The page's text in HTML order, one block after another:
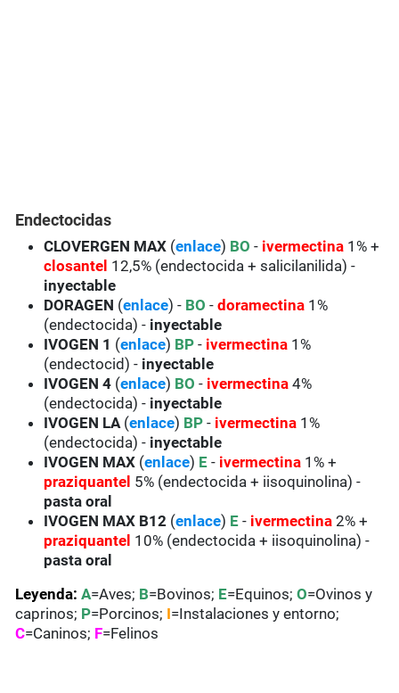
Endectocidas
CLOVERGEN MAX (enlace) BO- ivermectina 1% +
closantel 12,5% (endectocida + salicilanilida) -
inyectable
DORAGEN (enlace) - BO -doramectina 1%
(endectocida) - inyectable
IVOGEN 1 (enlace) BP- ivermectina 1%
(endectocid) - inyectable
IVOGEN 4 (enlace) BO- ivermectina 4%
(endectocida) - inyectable
IVOGEN LA(enlace) BP- ivermectina 1%
(endectocida) - inyectable
IVOGEN MAX (enlace) E - ivermectina 1% +
praziquantel 5% (endectocida + iisoquinolina) -
pasta oral
IVOGEN MAX B12 (enlace) E - ivermectina 2% +
praziquantel 10% (endectocida + iisoquinolina) -
pasta oral
Leyenda: A=Aves; B=Bovinos; E=Equinos;O=Ovinos y
caprinos; P=Porcinos; I=Instalaciones y entorno;
C=Caninos; F=Felinos